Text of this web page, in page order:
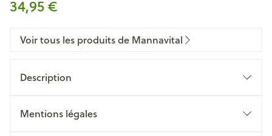
34,95 €
Voir tous les produits de Mannavital
Description
Mentions légales